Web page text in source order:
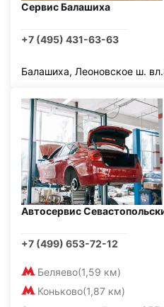
Сервис Балашиха
+7 (495) 431-63-63
Балашиха, Леоновское ш.
Автосервис
+7 (499) 653-72-12
Беляево(1,59 км)
Коньково(1,87 км)